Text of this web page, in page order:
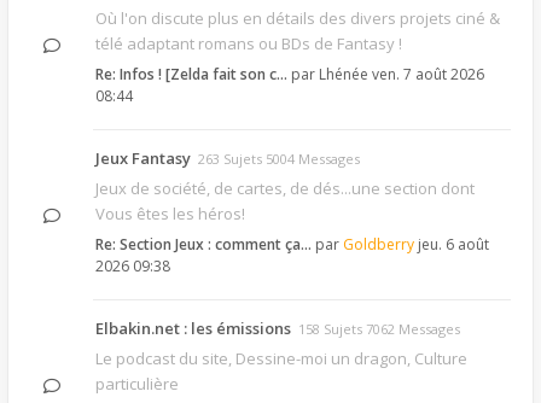
Où l'on discute plus en détails des divers projets ciné &
télé adaptant romans ou BDs de Fantasy !
Re: Infos ! [Zelda fait son c… par Lhénée ven. 7 août 2026
08:44
Jeux Fantasy 263 Sujets 5004 Messages
Jeux de société, de cartes, de dés...une section dont
Vous êtes les héros!
Re: Section Jeux : comment ça… par Goldberry jeu. 6 août
2026 09:38
Elbakin.net : les émissions 158 Sujets 7062 Messages
Le podcast du site, Dessine-moi un dragon, Culture
particulière